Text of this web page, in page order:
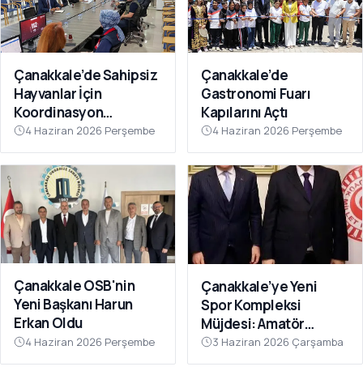
Çanakkale’de Sahipsiz
Hayvanlar İçin
Koordinasyon
Toplantısı Düzenlendi
4 Haziran 2026 Perşembe
Çanakkale’de
Gastronomi Fuarı
Kapılarını Açtı
4 Haziran 2026 Perşembe
Çanakkale OSB'nin
Yeni Başkanı Harun
Erkan Oldu
4 Haziran 2026 Perşembe
Çanakkale’ye Yeni
Spor Kompleksi
Müjdesi: Amatör
Kulüplerin Beklediği
Yatırım Hayata Geçiyor
3 Haziran 2026 Çarşamba